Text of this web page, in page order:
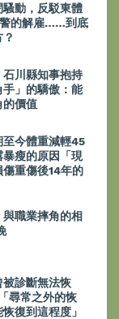
騷動，反駁東體
警的解雇……到底
川縣知事抱持
」的驕傲：能
的價值
至今體重減輕45
瘦的原因「現
重傷後14年的
與職業摔角的相
診斷無法恢
尋常之外的恢
復到這程度」